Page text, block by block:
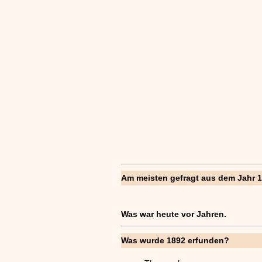
Am meisten gefragt aus dem Jahr
Was war heute vorJahren.
Was wurde 1892 erfunden?